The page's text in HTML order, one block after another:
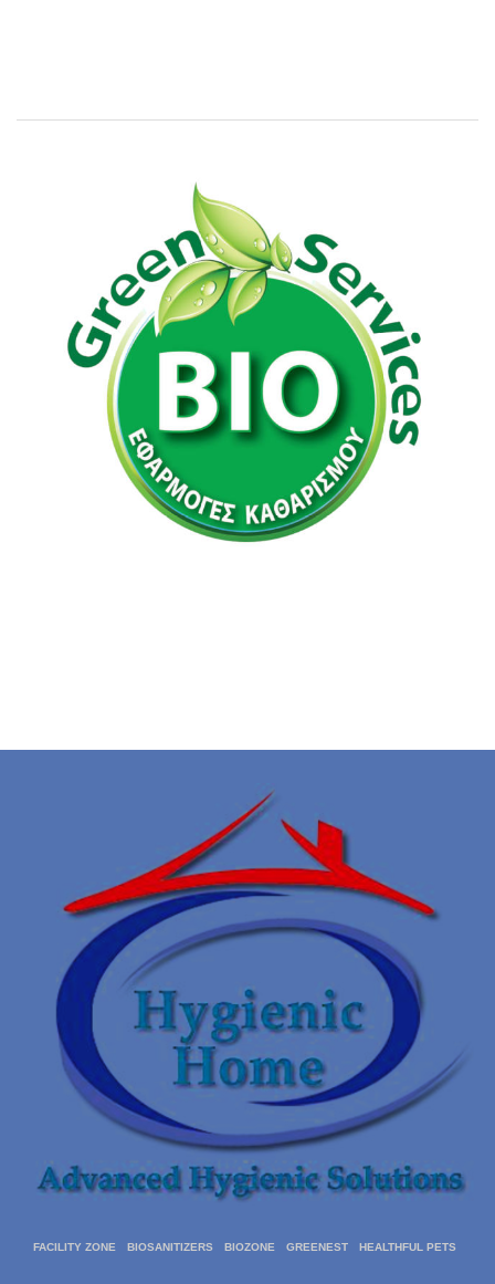
FACILITY ZONE BIOSANITIZERS BIOZONE GREENEST HEALTHFUL PETS